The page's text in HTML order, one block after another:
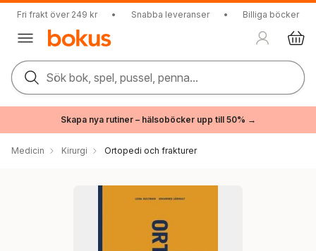
Fri frakt över 249 kr • Snabba leveranser • Billiga böcker
Sök bok, spel, pussel, penna...
Skapa nya rutiner – hälsoböcker upp till 50% →
Medicin Kirurgi Ortopedi och frakturer